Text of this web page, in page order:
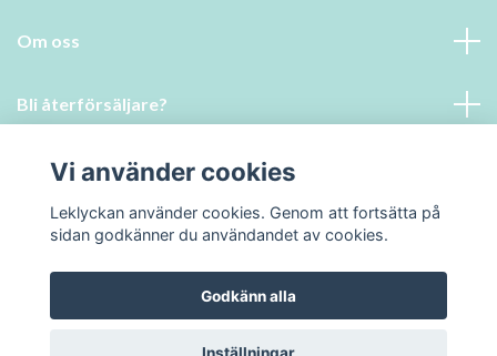
Om oss
Bli återförsäljare?
Läs mer
Sociala medier
© 2026 Leklyckan
Vi använder cookies
Leklyckan använder cookies. Genom att fortsätta på
sidan godkänner du användandet av cookies.
Godkänn alla